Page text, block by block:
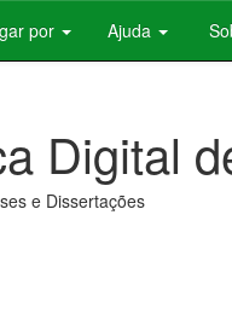
por Ajuda
Digital
e Dissertações